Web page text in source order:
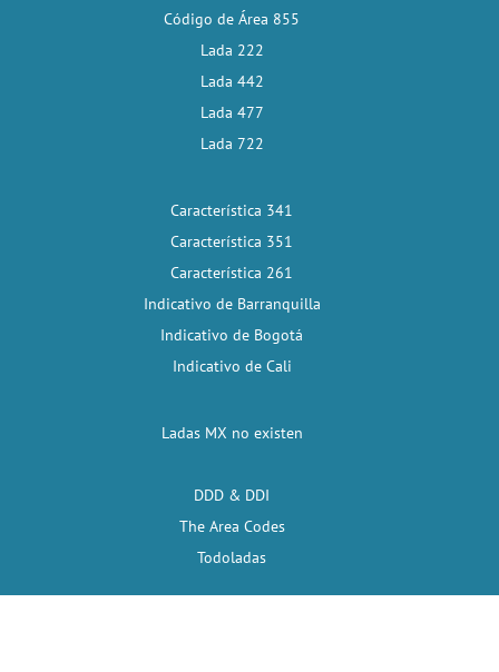
Código de Área 855
Lada 222
Lada 442
Lada 477
Lada 722
Característica 341
Característica 351
Característica 261
Indicativo de Barranquilla
Indicativo de Bogotá
Indicativo de Cali
Ladas MX no existen
DDD & DDI
The Area Codes
Todoladas